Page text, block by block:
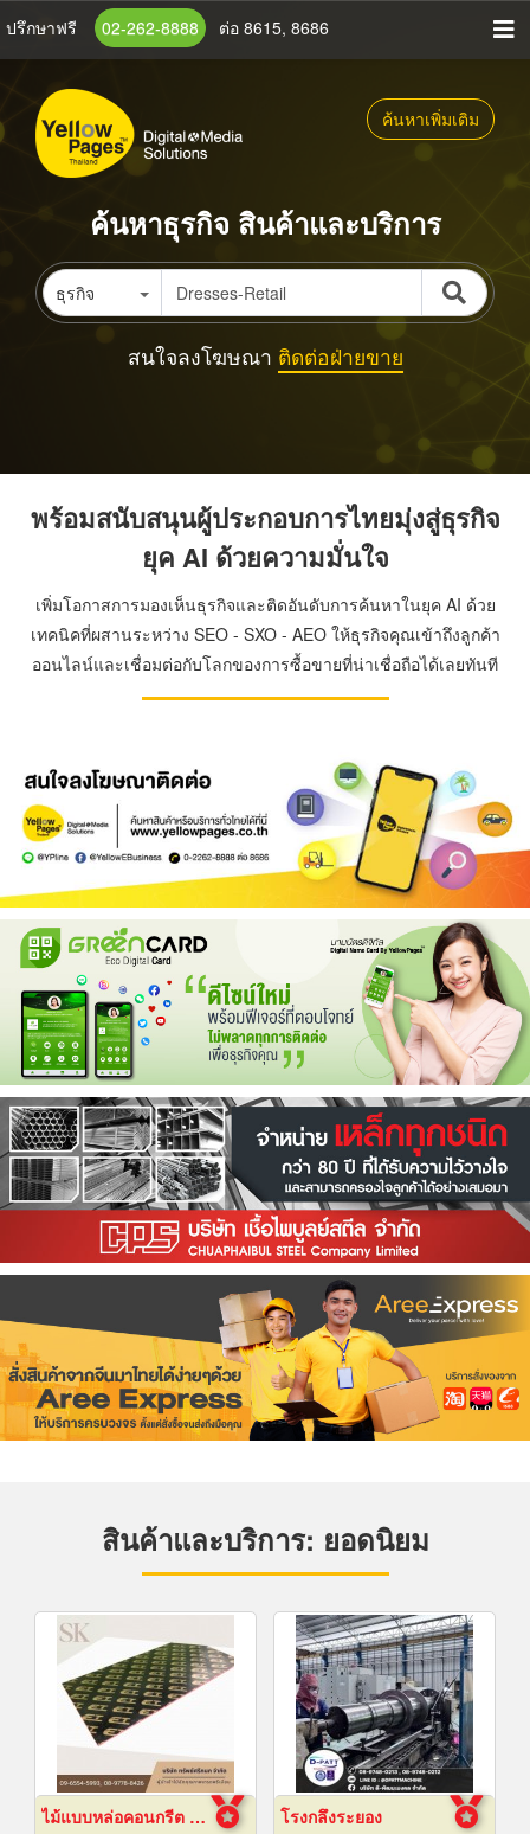
ข้าม
เนื้อหา
หลัก
ปรึกษาฟรี 02-262-8888 ต่อ 8615, 8686
ค้นหาเพิ่มเติม
ค้นหาธุรกิจ สินค้าและบริการ
ธุรกิจ
สนใจลงโฆษณา ติดต่อฝ่ายขาย
พร้อมสนับสนุนผู้ประกอบการไทยมุ่งสู่ธุรกิจ
ยุค AI ด้วยความมั่นใจ
เพิ่มโอกาสการมองเห็นธุรกิจและติดอันดับการค้นหาในยุค AI ด้วย
เทคนิคที่ผสานระหว่าง SEO - SXO - AEO ให้ธุรกิจคุณเข้าถึงลูกค้า
ออนไลน์และเชื่อมต่อกับโลกของการซื้อขายที่น่าเชื่อถือได้เลยทันที
สินค้าและบริการ: ยอดนิยม
ไม้แบบหล่อคอนกรีต ไม้แบบเทปูน โรงกลึงระยอง